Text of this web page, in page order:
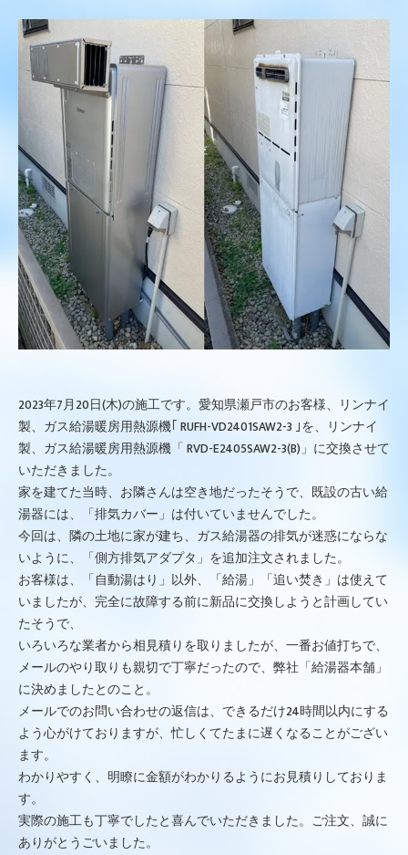
2023年7月20日(木)の施工です。愛知県瀬戸市のお客様、リンナイ
製、ガス給湯暖房用熱源機｢ RUFH-VD2401SAW2-3 ｣を、リンナイ
製、ガス給湯暖房用熱源機「 RVD-E2405SAW2-3(B)」に交換させて
いただきました。
家を建てた当時、お隣さんは空き地だったそうで、既設の古い給
湯器には、「排気カバー」は付いていませんでした。
今回は、隣の土地に家が建ち、ガス給湯器の排気が迷惑にならな
いように、「側方排気アダプタ」を追加注文されました。
お客様は、「自動湯はり」以外、「給湯」「追い焚き」は使えて
いましたが、完全に故障する前に新品に交換しようと計画してい
たそうで、
いろいろな業者から相見積りを取りましたが、一番お値打ちで、
メールのやり取りも親切で丁寧だったので、弊社「給湯器本舗」
に決めましたとのこと。
メールでのお問い合わせの返信は、できるだけ24時間以内にする
よう心がけておりますが、忙しくてたまに遅くなることがござい
ます。
わかりやすく、明瞭に金額がわかりるようにお見積りしておりま
す。
実際の施工も丁寧でしたと喜んでいただきました。ご注文、誠に
ありがとうごいました。